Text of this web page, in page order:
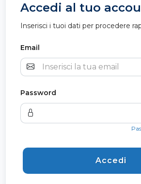
Accedi al tuo
Inserisci i tuoi dati per procedere
Email
Password
Accedi